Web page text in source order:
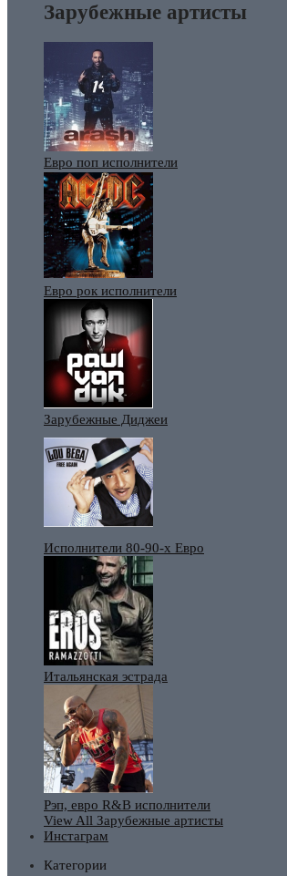
Зарубежные артисты
Евро поп исполнители
Евро рок исполнители
Зарубежные Диджеи
Исполнители 80-90-х Евро
Итальянская эстрада
Рэп, евро R&B исполнители
View All Зарубежные артисты
Инстаграм
Категории